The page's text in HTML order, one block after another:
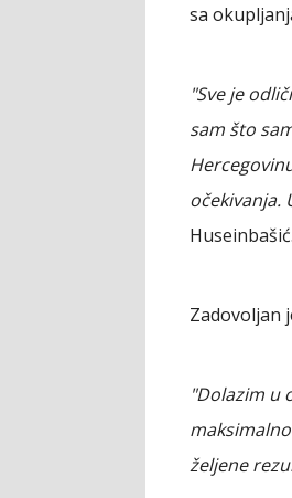
sa
"Sve je
sam što
očekivanja.
Huseinbašić.
Zadovoljan
"Dolazim u
željene